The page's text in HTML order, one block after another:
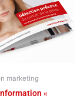
marketing
«